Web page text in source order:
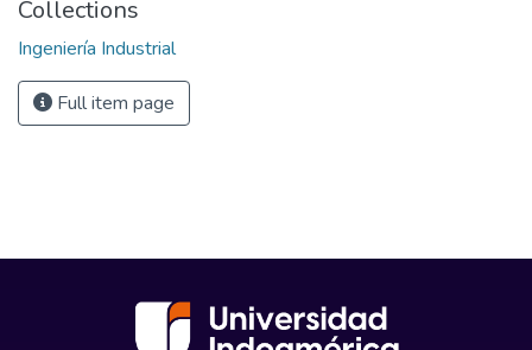
Collections
Ingeniería Industrial
Full item page